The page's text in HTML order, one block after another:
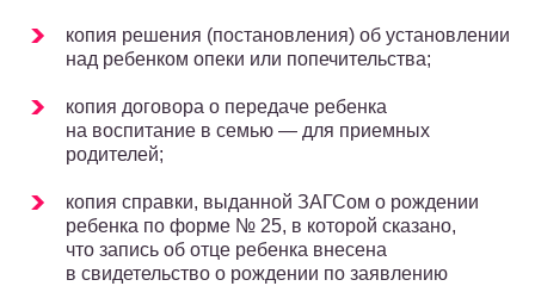
копия решения (постановления) об установлении
над ребенком опеки или попечительства;
копия договора о передаче ребенка
на воспитание в семью — для приемных
родителей;
копия справки, выданной ЗАГСом о рождении
ребенка по форме № 25, в которой сказано,
что запись об отце ребенка внесена
в свидетельство о рождении по заявлению